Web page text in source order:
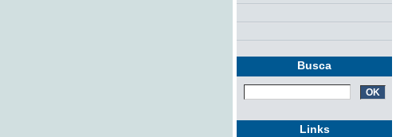
Busca
Links